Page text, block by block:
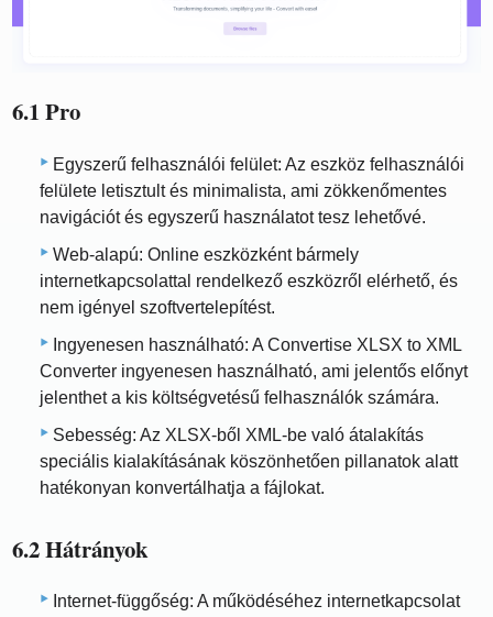
6.1 Pro
Egyszerű felhasználói felület: Az eszköz felhasználói
felülete letisztult és minimalista, ami zökkenőmentes
navigációt és egyszerű használatot tesz lehetővé.
Web-alapú: Online eszközként bármely
internetkapcsolattal rendelkező eszközről elérhető, és
nem igényel szoftvertelepítést.
Ingyenesen használható: A Convertise XLSX to XML
Converter ingyenesen használható, ami jelentős előnyt
jelenthet a kis költségvetésű felhasználók számára.
Sebesség: Az XLSX-ből XML-be való átalakítás
speciális kialakításának köszönhetően pillanatok alatt
hatékonyan konvertálhatja a fájlokat.
6.2 Hátrányok
Internet-függőség: A működéséhez internetkapcsolat